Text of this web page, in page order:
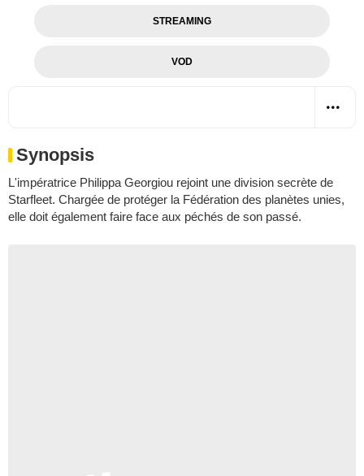
STREAMING
VOD
Synopsis
L'impératrice Philippa Georgiou rejoint une division secrète de
Starfleet. Chargée de protéger la Fédération des planètes unies,
elle doit également faire face aux péchés de son passé.